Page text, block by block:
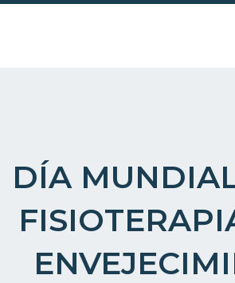
Ir
DÍA